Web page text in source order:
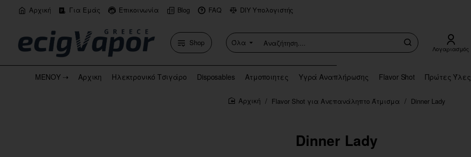
Αρχική Για Εμάς Επικοινωνία Blog FAQ DIY Υπολογιστής
Shop Όλα
Αναζήτηση.... Λογαριασμός
ΜΕΝΟΥ ⇢ Αρχικη Ηλεκτρονικό Τσιγάρο Disposables Ατμοποιητες Υγρά Αναπλήρωσης Flavor Shot Πρώτες Ύλες
Dinner Lady
home
Flavor Shot για Ανεπανάληπτο Άτμισμα Dinner Lady